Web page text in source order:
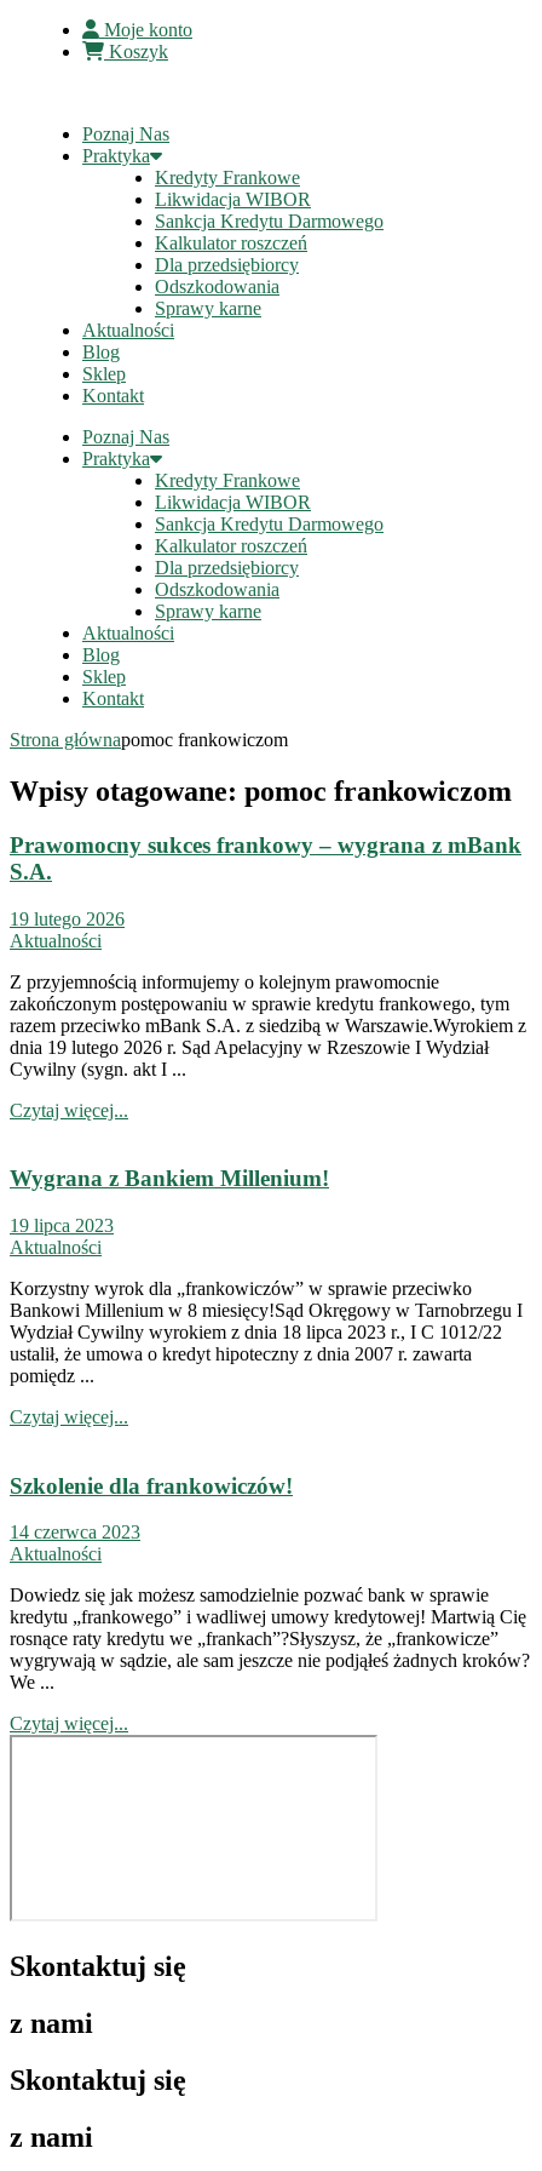
Moje konto
Koszyk
Poznaj Nas
Praktyka
Kredyty Frankowe
Likwidacja WIBOR
Sankcja Kredytu Darmowego
Kalkulator roszczeń
Dla przedsiębiorcy
Odszkodowania
Sprawy karne
Aktualności
Blog
Sklep
Kontakt
Poznaj Nas
Praktyka
Kredyty Frankowe
Likwidacja WIBOR
Sankcja Kredytu Darmowego
Kalkulator roszczeń
Dla przedsiębiorcy
Odszkodowania
Sprawy karne
Aktualności
Blog
Sklep
Kontakt
Strona głównapomoc frankowiczom
Wpisy otagowane: pomoc frankowiczom
Prawomocny sukces frankowy – wygrana z mBank
S.A.
19 lutego 2026
Aktualności
Z przyjemnością informujemy o kolejnym prawomocnie
zakończonym postępowaniu w sprawie kredytu frankowego, tym
razem przeciwko mBank S.A. z siedzibą w Warszawie.Wyrokiem z
dnia 19 lutego 2026 r. Sąd Apelacyjny w Rzeszowie I Wydział
Cywilny (sygn. akt I ...
Czytaj więcej...
Wygrana z Bankiem Millenium!
19 lipca 2023
Aktualności
Korzystny wyrok dla „frankowiczów” w sprawie przeciwko
Bankowi Millenium w 8 miesięcy!Sąd Okręgowy w Tarnobrzegu I
Wydział Cywilny wyrokiem z dnia 18 lipca 2023 r., I C 1012/22
ustalił, że umowa o kredyt hipoteczny z dnia 2007 r. zawarta
pomiędz ...
Czytaj więcej...
Szkolenie dla frankowiczów!
14 czerwca 2023
Aktualności
Dowiedz się jak możesz samodzielnie pozwać bank w sprawie
kredytu „frankowego” i wadliwej umowy kredytowej! Martwią Cię
rosnące raty kredytu we „frankach”?Słyszysz, że „frankowicze”
wygrywają w sądzie, ale sam jeszcze nie podjąłeś żadnych kroków?
We ...
Czytaj więcej...
Skontaktuj się
z nami
Skontaktuj się
z nami